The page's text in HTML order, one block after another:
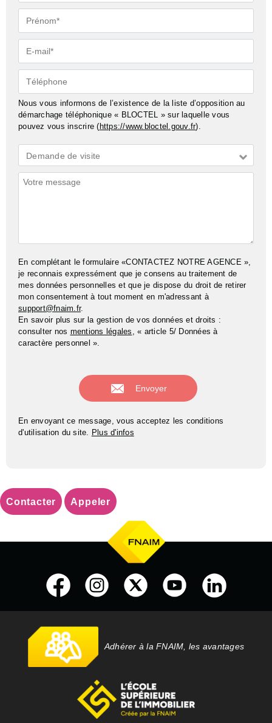
Prénom*
E-
mail*
Téléphone
Nous vous informons de l’existence de la liste d’opposition au
démarchage téléphonique « BLOCTEL » sur laquelle vous
pouvez vous inscrire ( https://www.bloctel.gouv.fr).
Demande
*
Demande de visite
Commentaires
En complétant le formulaire «CONTACTEZ NOTRE AGENCE »,
je reconnais expressément que je consens au traitement de
mes données personnelles et que je dispose du droit de retirer
mon consentement à tout moment en m'adressant à
support@fnaim.fr.
En savoir plus sur la gestion de vos données et droits :
consulter nos mentions légales , « article 5/ Données à
caractère personnel ».
En envoyant ce message, vous acceptez les conditions
d'utilisation du site. Plus d'infos
Contacter Appeler
Adhérer à la FNAIM, les avantages